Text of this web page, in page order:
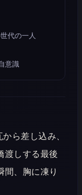
代の一人
意識
ら差し込み、
渡しする最後
間、胸に凍り